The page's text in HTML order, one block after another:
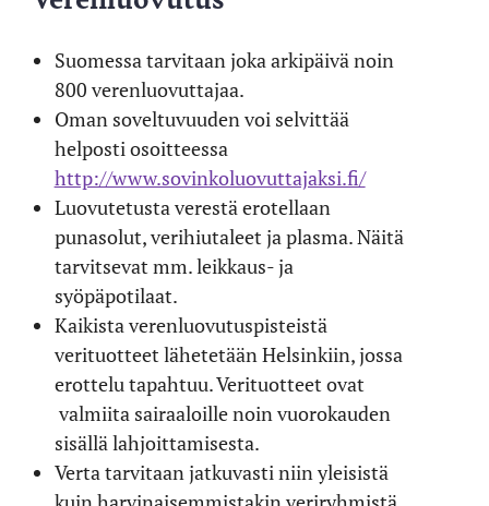
Suomessa tarvitaan joka arkipäivä noin
800 verenluovuttajaa.
Oman soveltuvuuden voi selvittää
helposti osoitteessa
http://www.sovinkoluovuttajaksi.fi/
Luovutetusta verestä erotellaan
punasolut, verihiutaleet ja plasma. Näitä
tarvitsevat mm. leikkaus- ja
syöpäpotilaat.
Kaikista verenluovutuspisteistä
verituotteet lähetetään Helsinkiin, jossa
erottelu tapahtuu. Verituotteet ovat
valmiita sairaaloille noin vuorokauden
sisällä lahjoittamisesta.
Verta tarvitaan jatkuvasti niin yleisistä